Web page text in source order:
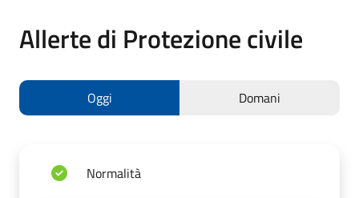
Allerte di Protezione civile
Oggi Domani
Normalità